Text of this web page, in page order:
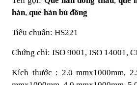
hàn, que hàn bù đồng
Tiêu chuẩn: HS221
Chứng chỉ: ISO 9001, ISO 14001,
Kích thước : 2.0 mmx1000mm,